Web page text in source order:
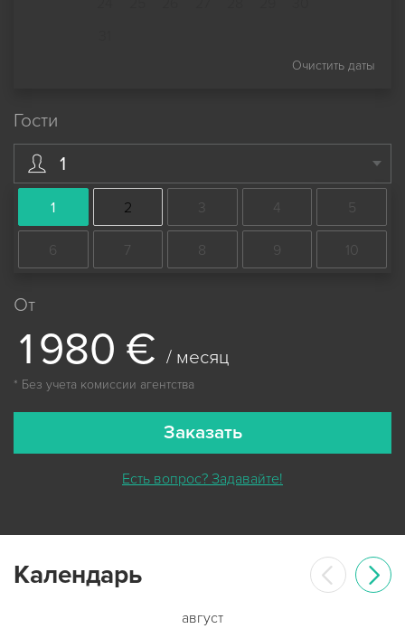
Очистить даты
Гости
1
1 2 3 4 5
6 7 8 9 10
От
1980 € / месяц
* Без учета комиссии агентства
Заказать
Есть вопрос? Задавайте!
Календарь
август